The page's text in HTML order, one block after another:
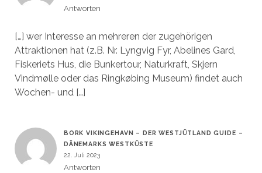
Antworten
[…] wer Interesse an mehreren der zugehörigen
Attraktionen hat (z.B. Nr. Lyngvig Fyr, Abelines Gard,
Fiskeriets Hus, die Bunkertour, Naturkraft, Skjern
Vindmølle oder das Ringkøbing Museum) findet auch
Wochen- und […]
BORK VIKINGEHAVN – DER WESTJÜTLAND GUIDE –
DÄNEMARKS WESTKÜSTE
22. Juli 2023
Antworten